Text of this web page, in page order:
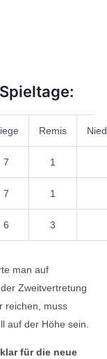
Remis
7 1
7 1
6 3
man auf
Zweitvertretung
reichen, muss
auf der Höhe sein.
für die neue